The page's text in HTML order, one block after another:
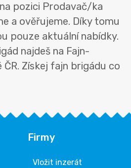
pozici Prodavač/ka
a ověřujeme. Díky tomu
pouze aktuální nabídky.
najdeš na Fajn-
ČR. Získej fajn brigádu co
Firmy
Vložit inzerát